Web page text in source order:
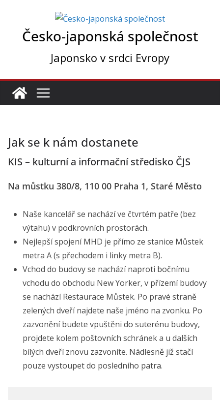
Česko-japonská společnost
Japonsko v srdci Evropy
Jak se k nám dostanete
KIS – kulturní a informační středisko ČJS
Na můstku 380/8, 110 00 Praha 1, Staré Město
Naše kancelář se nachází ve čtvrtém patře (bez
výtahu) v podkrovních prostorách.
Nejlepší spojení MHD je přímo ze stanice Můstek
metra A (s přechodem i linky metra B).
Vchod do budovy se nachází naproti bočnímu
vchodu do obchodu New Yorker, v přízemí budovy
se nachází Restaurace Můstek. Po pravé straně
zelených dveří najdete naše jméno na zvonku. Po
zazvonění budete vpuštěni do suterénu budovy,
projdete kolem poštovních schránek a u dalších
bílých dveří znovu zazvoníte. Nádlesně již stačí
pouze vystoupet do posledního patra.